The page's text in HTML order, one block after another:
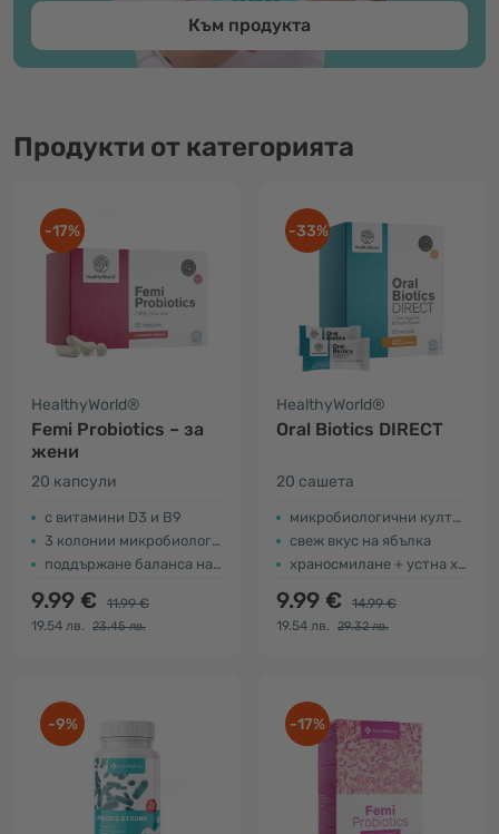
Към продукта
Продукти от категорията
-17%
HealthyWorld®
Femi Probiotics – за
жени
20 капсули
с витамини D3 и B9
3 колонии микробиологични култури
поддържане баланса на флората
9.99 €
11.99 €
19.54 лв.
23.45 лв.
-33%
HealthyWorld®
Oral Biotics DIRECT
20 сашета
микробиологични култури и инулин
свеж вкус на ябълка
храносмилане + устна хигиена + свеж дъх
9.99 €
14.99 €
19.54 лв.
29.32 лв.
-9% -17%